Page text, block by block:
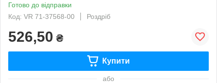
Готово до відправки
Код: VR 71-37568-00
Роздріб
526,50 ₴
Купити
або